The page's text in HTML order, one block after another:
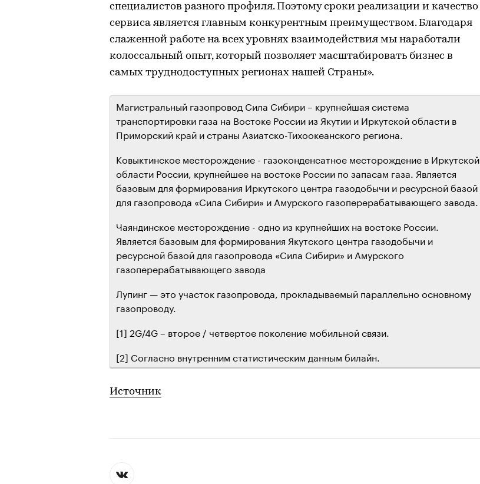
специалистов разного профиля. Поэтому сроки реализации и качество
сервиса является главным конкурентным преимуществом. Благодаря
слаженной работе на всех уровнях взаимодействия мы наработали
колоссальный опыт, который позволяет масштабировать бизнес в
самых труднодоступных регионах нашей Страны».
Магистральный газопровод Сила Сибири – крупнейшая система
транспортировки газа на Востоке России из Якутии и Иркутской области в
Приморский край и страны Азиатско-Тихоокеанского региона.
Ковыктинское месторождение - газоконденсатное месторождение в Иркутской
области России, крупнейшее на востоке России по запасам газа. Является
базовым для формирования Иркутского центра газодобычи и ресурсной базой
для газопровода «Сила Сибири» и Амурского газоперерабатывающего завода.
Чаяндинское месторождение - одно из крупнейших на востоке России.
Является базовым для формирования Якутского центра газодобычи и
ресурсной базой для газопровода «Сила Сибири» и Амурского
газоперерабатывающего завода
Лупинг — это участок газопровода, прокладываемый параллельно основному
газопроводу.
[1] 2G/4G – второе / четвертое поколение мобильной связи.
[2] Согласно внутренним статистическим данным билайн.
Источник